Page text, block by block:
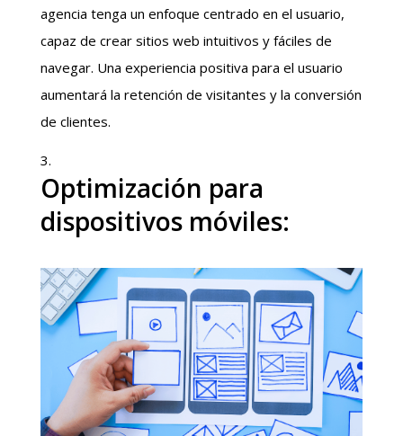
agencia tenga un enfoque centrado en el usuario,
capaz de crear sitios web intuitivos y fáciles de
navegar. Una experiencia positiva para el usuario
aumentará la retención de visitantes y la conversión
de clientes.
Optimización para
dispositivos móviles: